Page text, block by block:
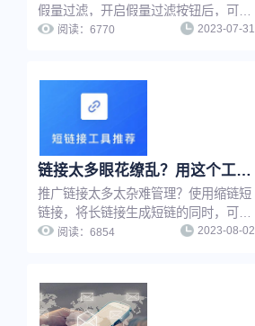
假量过滤，开启假量过滤按钮后，可以
有效排除恶意点击、机器人刷量等虚假
阅读：6770 2023-07-31
链接太多眼花缭乱？用这个工具，一键快速查找
推广链接太多太杂难管理？使用缩链短
链接，将长链接生成短链的同时，可以
为短链接进行命名，通过名称搜索，推
阅读：6854 2023-08-02